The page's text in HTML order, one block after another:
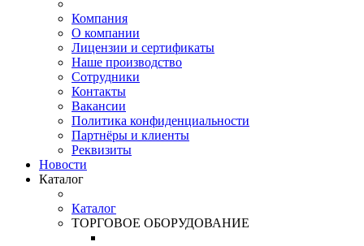
Компания
О компании
Лицензии и сертификаты
Наше производство
Сотрудники
Контакты
Вакансии
Политика конфиденциальности
Партнёры и клиенты
Реквизиты
Новости
Каталог
Каталог
ТОРГОВОЕ ОБОРУДОВАНИЕ